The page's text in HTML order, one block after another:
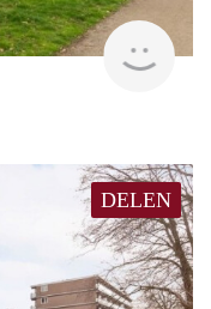
DELEN